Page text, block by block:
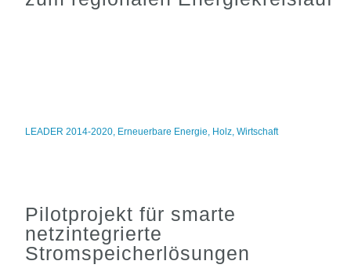
LEADER 2014-2020, Erneuerbare Energie, Holz,Wirtschaft
Pilotprojekt für smarte
netzintegrierte
Stromspeicherlösungen